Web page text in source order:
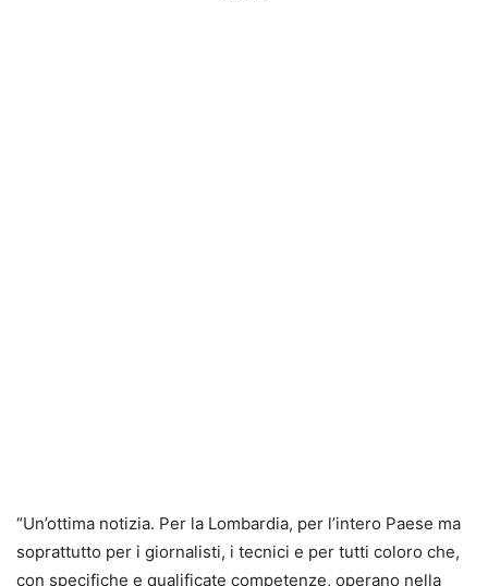
“Un’ottima notizia. Per la Lombardia, per l’intero Paese ma
soprattutto per i giornalisti, i tecnici e per tutti coloro che,
con specifiche e qualificate competenze, operano nella